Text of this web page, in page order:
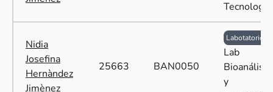
Tecnología
Nidia
Josefina
Hernàndez
Jimènez
25663 BAN0050
Labotatorio
Lab
Bioanálisis
y